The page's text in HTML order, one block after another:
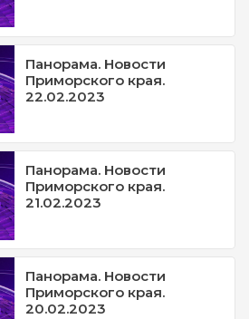
Панорама. Новости
Приморского края.
22.02.2023
Панорама. Новости
Приморского края.
21.02.2023
Панорама. Новости
Приморского края.
20.02.2023